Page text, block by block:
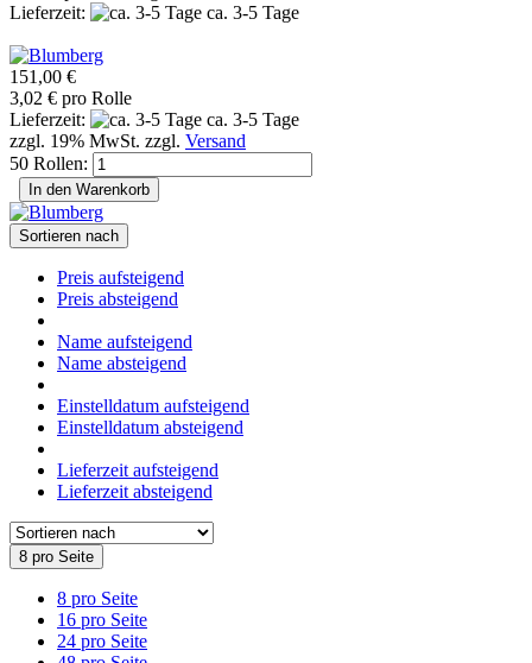
Lieferzeit:
ca. 3-5 Tage
151,00 €
3,02 € pro Rolle
Lieferzeit:
ca. 3-5 Tage
zzgl. 19% MwSt. zzgl. Versand
50 Rollen:
In den Warenkorb
Sortieren nach
Preis aufsteigend
Preis absteigend
Name aufsteigend
Name absteigend
Einstelldatum aufsteigend
Einstelldatum absteigend
Lieferzeit aufsteigend
Lieferzeit absteigend
8 pro Seite
8 pro Seite
16 pro Seite
24 pro Seite